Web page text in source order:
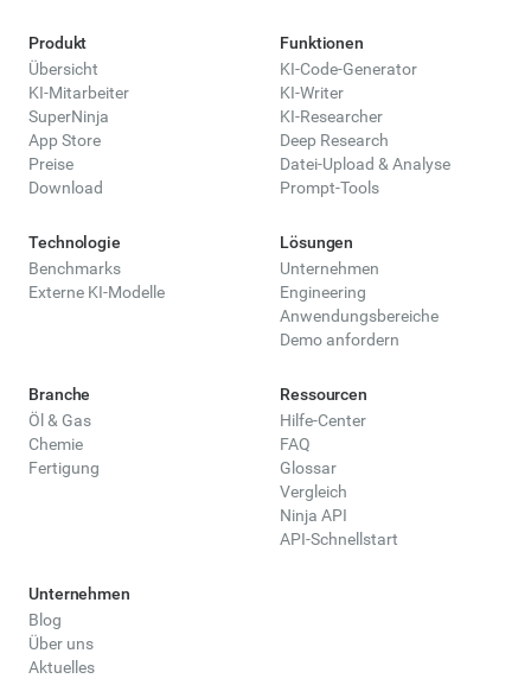
Produkt
Übersicht
KI-Mitarbeiter
SuperNinja
App Store
Preise
Download
Funktionen
KI-Code-Generator
KI-Writer
KI-Researcher
Deep Research
Datei-Upload & Analyse
Prompt-Tools
Technologie
Benchmarks
Externe KI-Modelle
Lösungen
Unternehmen
Engineering
Anwendungsbereiche
Demo anfordern
Branche
Öl & Gas
Chemie
Fertigung
Ressourcen
Hilfe-Center
FAQ
Glossar
Vergleich
Ninja API
API-Schnellstart
Unternehmen
Blog
Über uns
Aktuelles